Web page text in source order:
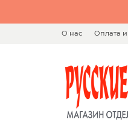
О нас Оплата и